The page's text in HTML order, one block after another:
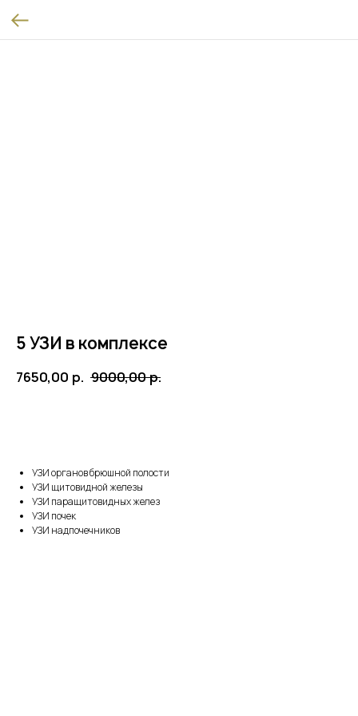
5 УЗИ в комплексе
7650,00 р. 9000,00р.
УЗИ органов брюшной полости
УЗИ щитовидной железы
УЗИ паращитовидных желез
УЗИ почек
УЗИ надпочечников